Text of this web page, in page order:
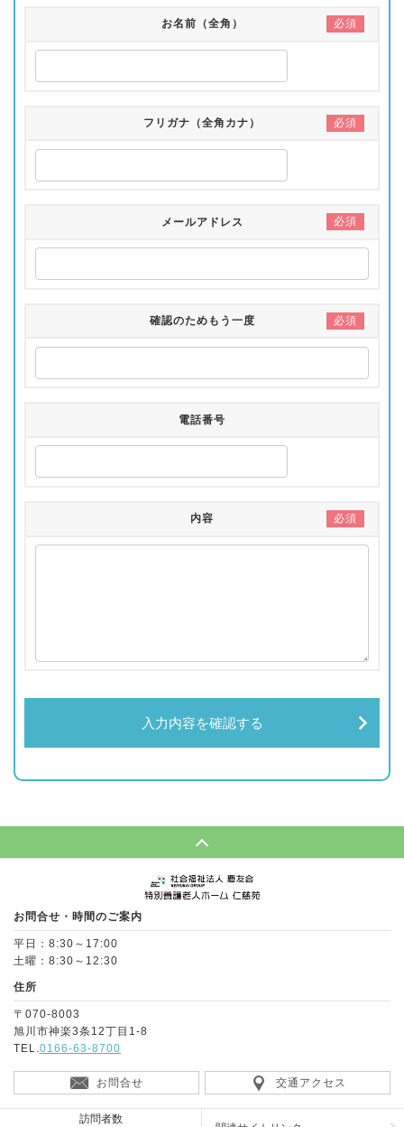
お名前（全角） 必須
フリガナ（全角カナ） 必須
メールアドレス 必須
確認のためもう一度 必須
電話番号
内容 必須
入力内容を確認する
お問合せ・時間のご案内
平日：8:30～17:00
土曜：8:30～12:30
住所
〒070-8003
旭川市神楽3条12丁目1-8
TEL.0166-63-8700
お問合せ 交通アクセス
訪問者数